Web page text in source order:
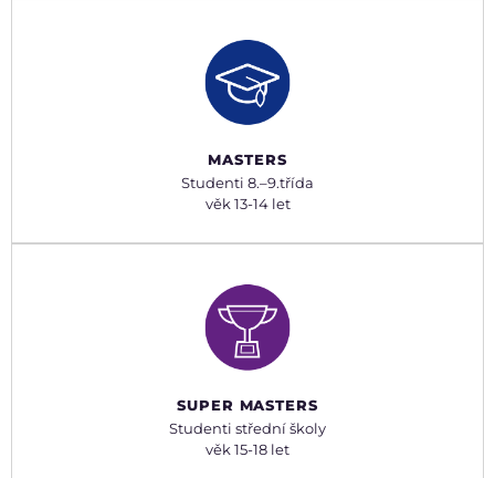
MASTERS
Studenti 8.–⁠9.třída
věk 13-14 let
SUPER MASTERS
Studenti střední školy
věk 15-18 let